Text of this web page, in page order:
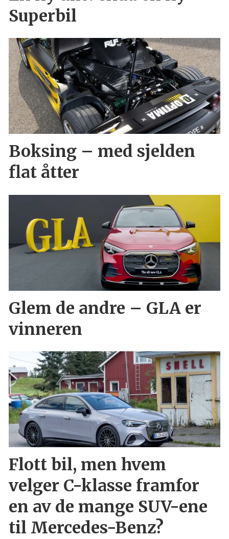
Superbil
Boksing – med sjelden
flat åtter
Glem de andre – GLA er
vinneren
Flott bil, men hvem
velger C-klasse framfor
en av de mange SUV-ene
til Mercedes-Benz?